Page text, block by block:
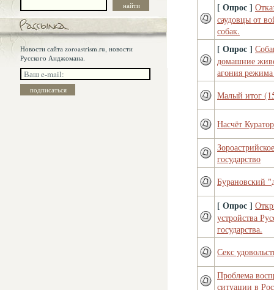
Новости сайта zoroastrism.ru, новости
Русского Анджомана.
[ Опрос ]
саудовцы от
собак.
[ Опрос ]
домашние
агония режима
Малый итог
Насчёт
Зороастрийское
государство
Бурановский
[ Опрос ]
устройства
государства.
Секс
Проблема
ситуации в